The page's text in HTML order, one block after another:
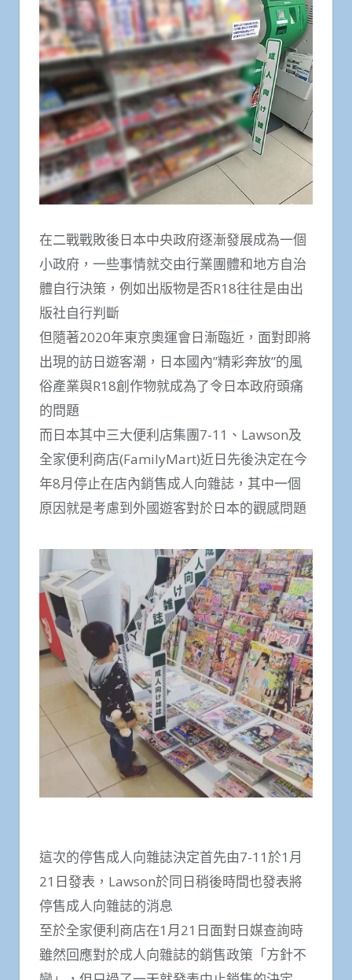
在二戰戰敗後日本中央政府逐漸發展成為一個
小政府，一些事情就交由行業團體和地方自治
體自行決策，例如出版物是否R18往往是由出
版社自行判斷
但隨著2020年東京奧運會日漸臨近，面對即將
出現的訪日遊客潮，日本國內”精彩奔放”的風
俗產業與R18創作物就成為了令日本政府頭痛
的問題
而日本其中三大便利店集團7-11、Lawson及
全家便利商店(FamilyMart)近日先後決定在今
年8月停止在店內銷售成人向雜誌，其中一個
原因就是考慮到外國遊客對於日本的觀感問題
這次的停售成人向雜誌決定首先由7-11於1月
21日發表，Lawson於同日稍後時間也發表將
停售成人向雜誌的消息
至於全家便利商店在1月21日面對日媒查詢時
雖然回應對於成人向雜誌的銷售政策「方針不